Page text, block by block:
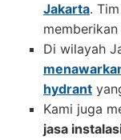
Jakarta.
Di wilayah
hydrant
Kami juga
jasa